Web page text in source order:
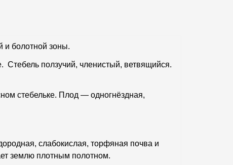
и болотной зоны.
Стебель ползучий, членистый, ветвящийся.
стебельке. Плод — одногнёздная,
слабокислая, торфяная почва и
землю плотным полотном.